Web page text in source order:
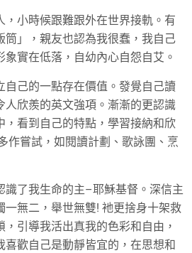
，小時候跟難跟外在世界接軌。有
筒」，親友也認為我很蠢，我自己
實在低落，自幼內心自怨自艾。
自己的一點存在價值。發覺自己讀
人欣羨的英文強項。漸漸的更認識
，看到自己的特點，學習接納和欣
作嘗試，如閱讀計劃、歌詠團、烹
識了我生命的主–耶穌基督。深信主
一無二，舉世無雙! 衪更捨身十架救
引導我活出真我的色彩和自由，
喜歡自己是動靜皆宜的，在思想和